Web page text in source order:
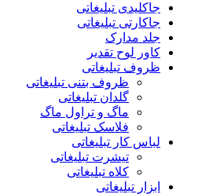
جاکلیدی تبلیغاتی
جاکارتی تبلیغاتی
جلد مدارک
کاور لوح تقدیر
ظروف تبلیغاتی
ظروف بتنی تبلیغاتی
گلدان تبلیغاتی
ماگ و تراول ماگ
فلاسک تبلیغاتی
لباس کار تبلیغاتی
تیشرت تبلیغاتی
کلاه تبلیغاتی
ابزار تبلیغاتی